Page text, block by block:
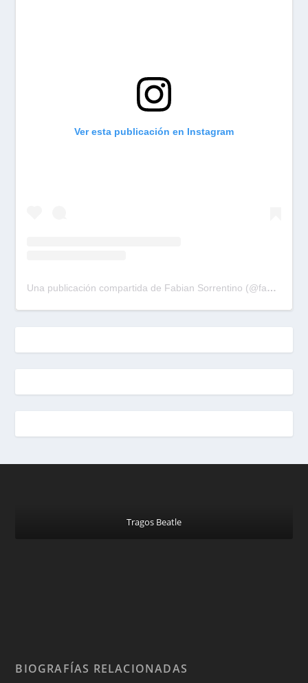
Ver esta publicación en Instagram
Una publicación compartida de Fabian Sorrentino (@fabiansonria)
Tragos Beatle
BIOGRAFÍAS RELACIONADAS